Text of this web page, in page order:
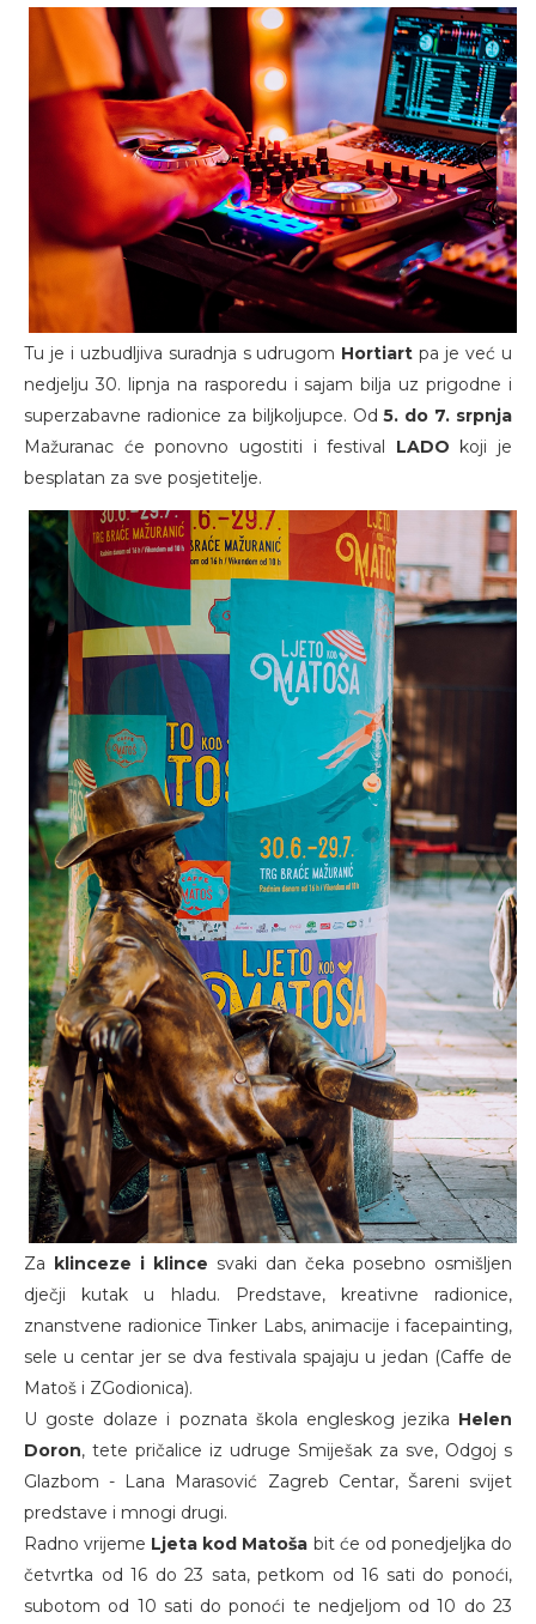
Tu je i uzbudljiva suradnja s udrugom Hortiart pa je već u
nedjelju 30. lipnja na rasporedu i sajam bilja uz prigodne i
superzabavne radionice za biljkoljupce. Od 5. do 7. srpnja
Mažuranac će ponovno ugostiti i festival LADO koji je
besplatan za sve posjetitelje.
Za klinceze i klince svaki dan čeka posebno osmišljen
dječji kutak u hladu. Predstave, kreativne radionice,
znanstvene radionice Tinker Labs, animacije i facepainting,
sele u centar jer se dva festivala spajaju u jedan (Caffe de
Matoš i ZGodionica).
U goste dolaze i poznata škola engleskog jezika Helen
Doron, tete pričalice iz udruge Smiješak za sve, Odgoj s
Glazbom - Lana Marasović Zagreb Centar, Šareni svijet
predstave i mnogi drugi.
Radno vrijeme Ljeta kod Matoša bit će od ponedjeljka do
četvrtka od 16 do 23 sata, petkom od 16 sati do ponoći,
subotom od 10 sati do ponoći te nedjeljom od 10 do 23